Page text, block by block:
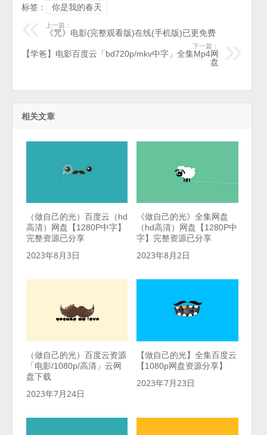
标签： 你是我的春天
上一篇：
《咒》电影(完整观看版)在线(手机版)已更免费
下一篇：
【学爸】电影百度云「bd720p/mkv中字」全集Mp4网
盘
相关文章
（做自己的光）百度云（hd
高清）网盘【1280P中字】
完整资源已分享
2023年8月3日
《做自己的光》全集网盘
（hd高清）网盘【1280P中
字】完整资源已分享
2023年8月2日
（做自己的光）百度云资源
「电影/1080p/高清」云网
盘下载
2023年7月24日
【做自己的光】全集百度云
【1080p网盘资源分享】
2023年7月23日